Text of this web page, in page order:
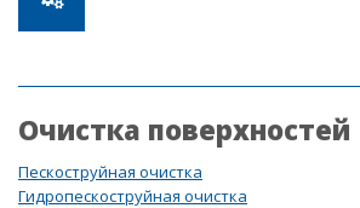
Очистка поверхностей
Пескоструйная очистка
Гидропескоструйная очистка